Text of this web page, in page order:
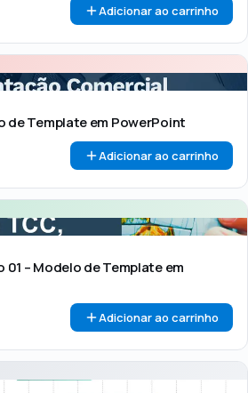
Adicionar ao carrinho
de Template em PowerPoint
Adicionar ao carrinho
01 – Modelo de Template em
Adicionar ao carrinho